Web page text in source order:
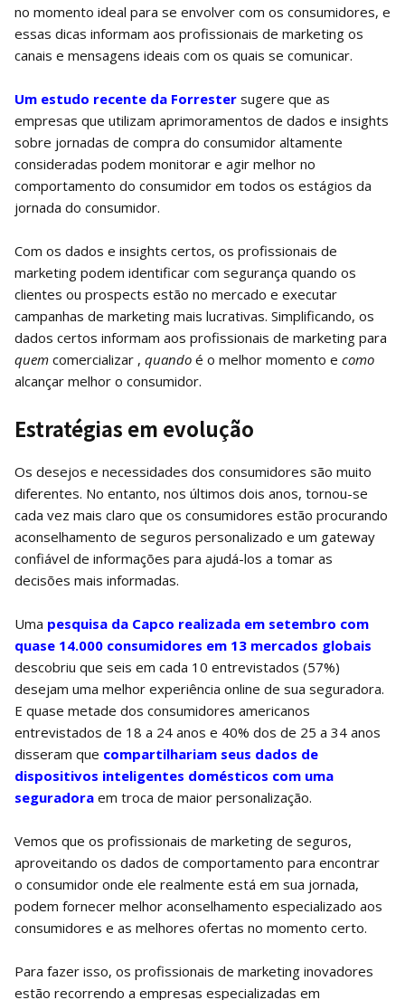
no momento ideal para se envolver com os consumidores, e
essas dicas informam aos profissionais de marketing os
canais e mensagens ideais com os quais se comunicar.
Um estudo recente da Forrester sugere que as
empresas que utilizam aprimoramentos de dados e insights
sobre jornadas de compra do consumidor altamente
consideradas podem monitorar e agir melhor no
comportamento do consumidor em todos os estágios da
jornada do consumidor.
Com os dados e insights certos, os profissionais de
marketing podem identificar com segurança quando os
clientes ou prospects estão no mercado e executar
campanhas de marketing mais lucrativas. Simplificando, os
dados certos informam aos profissionais de marketing para
quem comercializar , quando é o melhor momento e como
alcançar melhor o consumidor.
Estratégias em evolução
Os desejos e necessidades dos consumidores são muito
diferentes. No entanto, nos últimos dois anos, tornou-se
cada vez mais claro que os consumidores estão procurando
aconselhamento de seguros personalizado e um gateway
confiável de informações para ajudá-los a tomar as
decisões mais informadas.
Uma pesquisa da Capco realizada em setembro com
quase 14.000 consumidores em 13 mercados globais
descobriu que seis em cada 10 entrevistados (57%)
desejam uma melhor experiência online de sua seguradora.
E quase metade dos consumidores americanos
entrevistados de 18 a 24 anos e 40% dos de 25 a 34 anos
disseram que compartilhariam seus dados de
dispositivos inteligentes domésticos com uma
seguradora em troca de maior personalização.
Vemos que os profissionais de marketing de seguros,
aproveitando os dados de comportamento para encontrar
o consumidor onde ele realmente está em sua jornada,
podem fornecer melhor aconselhamento especializado aos
consumidores e as melhores ofertas no momento certo.
Para fazer isso, os profissionais de marketing inovadores
estão recorrendo a empresas especializadas em